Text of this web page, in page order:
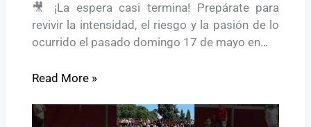
🎥 ¡La espera casi termina! Prepárate para
revivir la intensidad, el riesgo y la pasión de lo
ocurrido el pasado domingo 17 de mayo en…
Read More »